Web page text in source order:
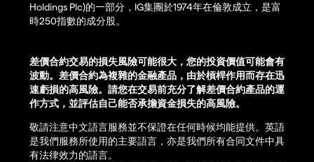
Holdings Plc)的一部分，IG集團於1974年在倫敦成立，是富
時250指數的成分股。
差價合約交易的損失風險可能很大，您的投資價值可能會有
波動。差價合約為複雜的金融產品，由於槓桿作用而存在迅
速虧損的高風險。請您在交易前充分了解差價合約產品的運
作方式，並評估自己能否承擔資金損失的高風險。
敬請注意中文語言服務並不保證在任何時候均能提供。英語
是我們服務所使用的主要語言，亦是我們所有合同文件中具
有法律效力的語言。